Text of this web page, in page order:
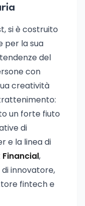
si è costruito
per la sua
del
con
creatività
un forte fiuto
di
e la linea di
Financial,
innovatore,
fintech e